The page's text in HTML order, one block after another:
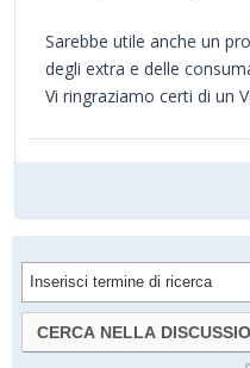
Sarebbe utile anche un
degli extra e delle
Vi ringraziamo certi di un